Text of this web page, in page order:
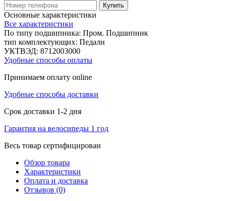
Купить
Основные характеристики
Все характеристики
По типу подшипника: Пром. Подшипник
тип комплектующих: Педали
УКТВЭД: 8712003000
Удобные способы оплаты
Принимаем оплату online
Удобные способы доставки
Срок доставки 1-2 дня
Гарантия на велосипеды 1 год
Весь товар сертифицирован
Обзор товара
Характеристики
Оплата и доставка
Отзывов (0)